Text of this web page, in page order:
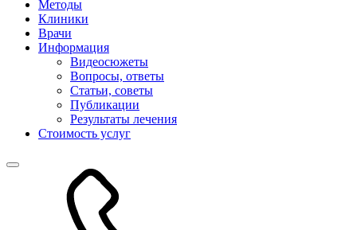
Методы
Клиники
Врачи
Информация
Видеосюжеты
Вопросы, ответы
Статьи, советы
Публикации
Результаты лечения
Стоимость услуг